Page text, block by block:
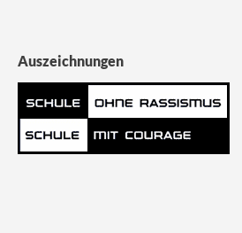
Auszeichnungen